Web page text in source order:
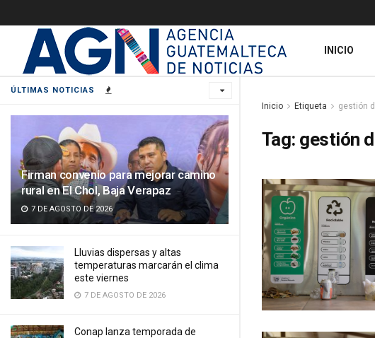
ÚLTIMAS NOTICIAS
Firman convenio para mejorar camino
rural en El Chol, Baja Verapaz
7 DE AGOSTO DE 2026
Lluvias dispersas y altas
temperaturas marcarán el clima
este viernes
7 DE AGOSTO DE 2026
Conap lanza temporada de
INICIO
Inicio Etiqueta gestión
Tag: gestión